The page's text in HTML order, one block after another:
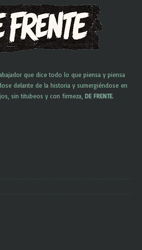
que dice todo lo que piensa y piensa
delante de la historia y sumergiéndose en
sin titubeos y con firmeza, DE FRENTE.